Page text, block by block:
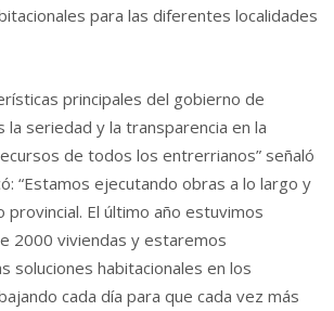
para las diferentes localidades
principales del gobierno de
seriedad y la transparencia en la
de todos los entrerrianos” señaló
“Estamos ejecutando obras a lo largo y
El último año estuvimos
2000 viviendas y estaremos
soluciones habitacionales en los
cada día para que cada vez más